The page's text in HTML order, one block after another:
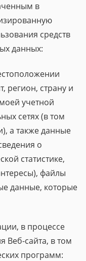
в
средств
данных:
регион, страну и
учетной
сетях (в том
а также данные
о
статистике,
файлы
данные, которые
в процессе
Веб-сайта, в том
программ: